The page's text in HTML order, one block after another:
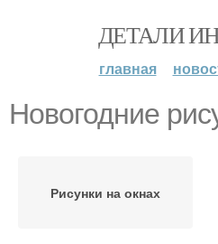
ДЕТАЛИ
главная
Новогодние
Рисунки на окнах